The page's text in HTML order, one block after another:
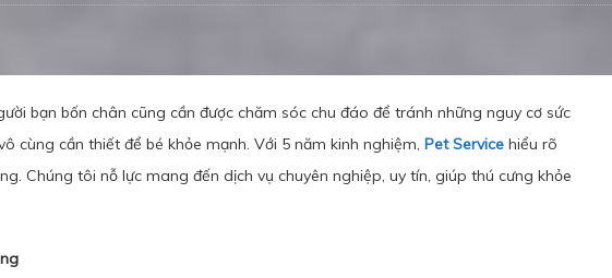
bạn bốn chân cũng cần được chăm sóc chu đáo để tránh những nguy cơ sức
cùng cần thiết để bé khỏe mạnh. Với 5 năm kinh nghiệm, Pet Service hiểu rõ
Chúng tôi nỗ lực mang đến dịch vụ chuyên nghiệp, uy tín, giúp thú cưng khỏe